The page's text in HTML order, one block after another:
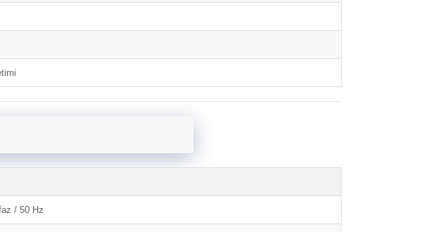
/ 50 Hz